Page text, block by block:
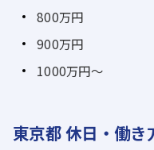
800万円
900万円
1000万円～
東京都 休日・働き